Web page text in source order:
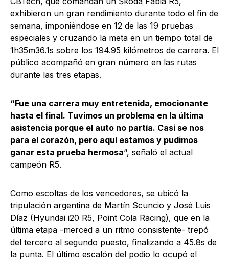
exhibieron un gran rendimiento durante todo el fin de
semana, imponiéndose en 12 de las 19 pruebas
especiales y cruzando la meta en un tiempo total de
1h35m36.1s sobre los 194.95 kilómetros de carrera. El
público acompañó en gran número en las rutas
durante las tres etapas.
“Fue una carrera muy entretenida, emocionante
hasta el final. Tuvimos un problema en la última
asistencia porque el auto no partía. Casi se nos
para el corazón, pero aquí estamos y pudimos
ganar esta prueba hermosa“, señaló el actual
campeón R5.
Como escoltas de los vencedores, se ubicó la
tripulación argentina de Martín Scuncio y José Luis
Díaz (Hyundai i20 R5, Point Cola Racing), que en la
última etapa -merced a un ritmo consistente- trepó
del tercero al segundo puesto, finalizando a 45.8s de
la punta. El último escalón del podio lo ocupó el